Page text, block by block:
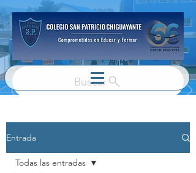
Buscar
Entrada
Todas las entradas